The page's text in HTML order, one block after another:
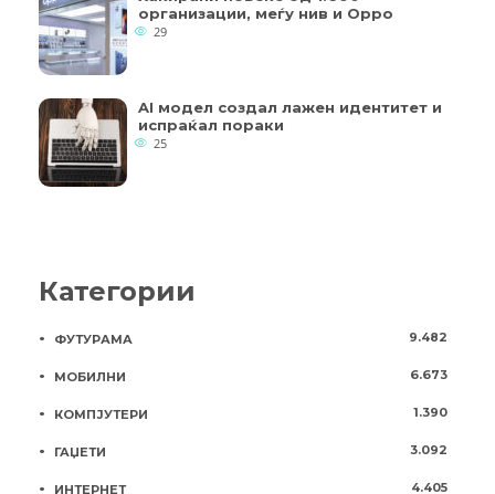
организации, меѓу нив и Oppo
29
AI модел создал лажен идентитет и
испраќал пораки
25
Категории
ФУТУРАМА 9.482
МОБИЛНИ 6.673
КОМПЈУТЕРИ 1.390
ГАЏЕТИ 3.092
ИНТЕРНЕТ 4.405